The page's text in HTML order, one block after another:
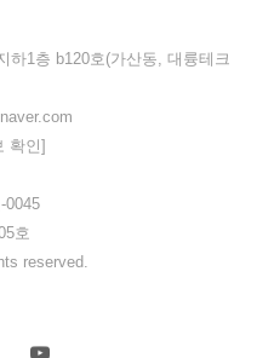
하1층 b120호(가산동, 대륭테크
확인]
0045
호
reserved.